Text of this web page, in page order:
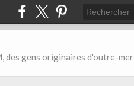
des gens originaires d'outre-mer